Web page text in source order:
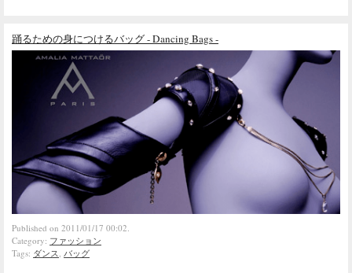
踊るための身につけるバッグ - Dancing Bags -
Published on 2011/01/17 00:02.
Category: ファッション
Tags: ダンス, バッグ